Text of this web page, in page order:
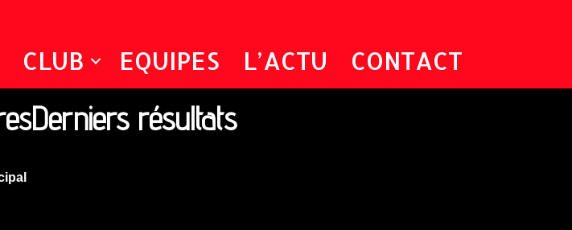
CLUB EQUIPES L’ACTU CONTACT
Derniers résultats